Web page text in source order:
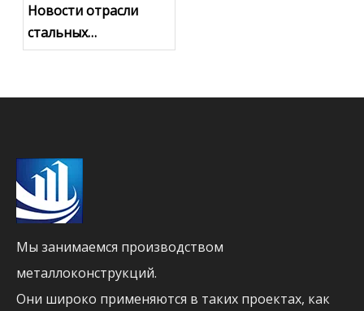
Новости отрасли
стальных
конструкций на 2025
Австралию​
Мы занимаемся производством
металлоконструкций.
Они широко применяются в таких проектах, как